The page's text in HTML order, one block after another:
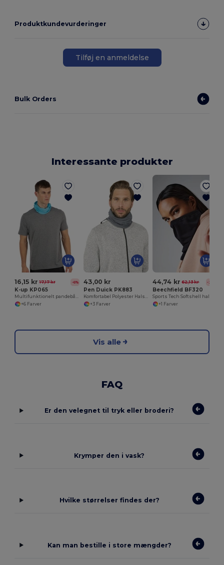
Produktkundevurderinger
Tilføj en anmeldelse
Bulk Orders
Interessante produkter
16,15 kr 17,17 kr -6%
K-up KP065
Multifunktionelt pandebånd
+6 Farver
43,00 kr
Pen Duick PK883
Komfortabel Polyester Halsvarmer
+3 Farver
44,74 kr 62,13 kr -28%
Beechfield BF320
+1 Farver
Vis alle
FAQ
Er den velegnet til tryk eller broderi?
Krymper den i vask?
Hvilke størrelser findes der?
Kan man bestille i store mængder?